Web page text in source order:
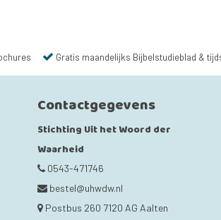
Gratis maandelijks Bijbelstudieblad &
Contactgegevens
Stichting Uit het Woord der
Waarheid
0543-471746
bestel@uhwdw.nl
Postbus 260 7120 AG Aalten